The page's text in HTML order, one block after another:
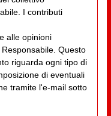
I contributi
alle opinioni
Questo
riguarda ogni tipo di
di eventuali
tramite l'e-mail sotto